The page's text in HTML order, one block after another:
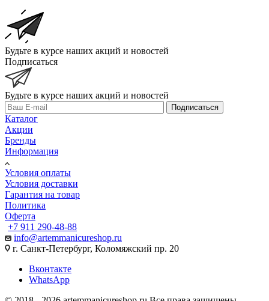
Будьте в курсе наших акций и новостей
Подписаться
Будьте в курсе наших акций и новостей
Подписаться
Каталог
Акции
Бренды
Информация
Условия оплаты
Условия доставки
Гарантия на товар
Политика
Оферта
+7 911 290-48-88
info@artemmanicureshop.ru
г. Санкт-Петербург, Коломяжский пр. 20
Вконтакте
WhatsApp